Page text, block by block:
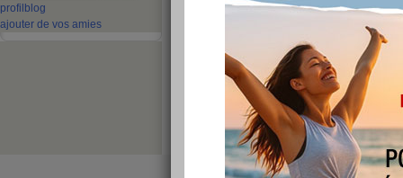
profil blog
ajouter de vos amies
c'est reparti